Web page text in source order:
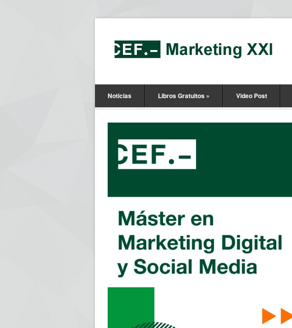
Noticias Libros Gratuitos » Video Post